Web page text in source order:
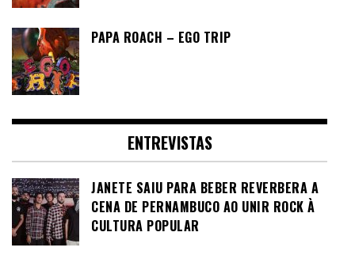
PAPA ROACH – EGO TRIP
ENTREVISTAS
JANETE SAIU PARA BEBER REVERBERA A
CENA DE PERNAMBUCO AO UNIR ROCK À
CULTURA POPULAR